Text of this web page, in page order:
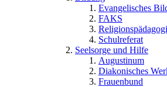
Evangelisches
FAKS
Schulreferat
Seelsorge und Hilfe
Augustinum
Diakonisches
Frauenbund